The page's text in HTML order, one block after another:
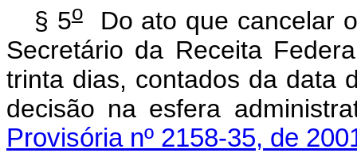
§ 5oDo ato que cancelar
Secretário da Receita
trinta dias, contados da data
decisão na esfera
Provisória nº 2158-35, de